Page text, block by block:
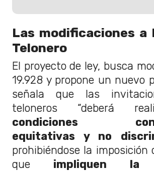
Las modificaciones a
Telonero
El proyecto de ley, busca
19.928 y propone un nuevo
señala que las
teloneros “deberá
condiciones
equitativas y no
prohibiéndose la imposición
que impliquen la